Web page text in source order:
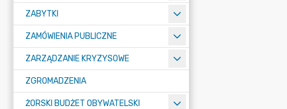
ZABYTKI
ZAMÓWIENIA PUBLICZNE
ZARZĄDZANIE KRYZYSOWE
ZGROMADZENIA
ŻORSKI BUDŻET OBYWATELSKI